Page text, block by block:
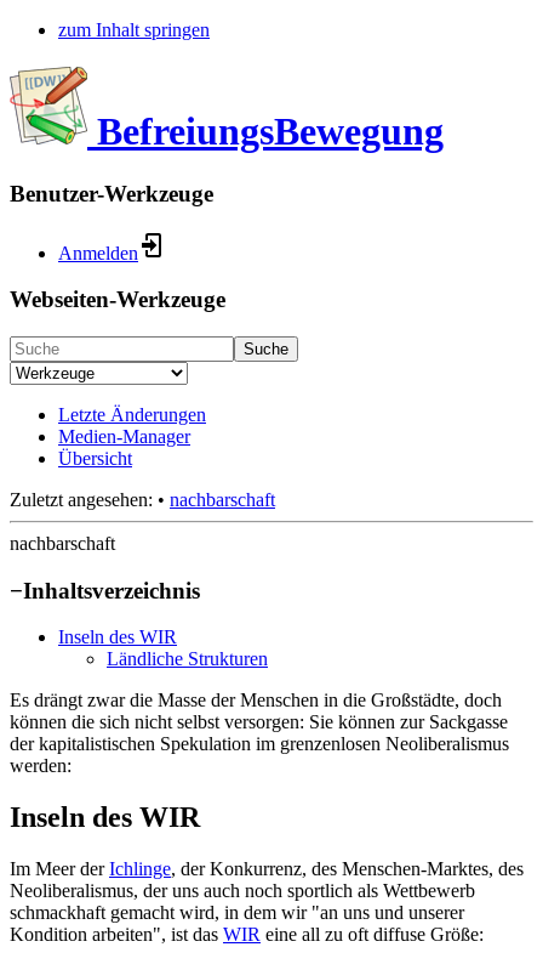
zum Inhalt springen
BefreiungsBewegung
Benutzer-Werkzeuge
Anmelden
Webseiten-Werkzeuge
Suche
Letzte Änderungen
Medien-Manager
Übersicht
Zuletzt angesehen: • nachbarschaft
nachbarschaft
−Inhaltsverzeichnis
Inseln des WIR
Ländliche Strukturen
Es drängt zwar die Masse der Menschen in die Großstädte, doch
können die sich nicht selbst versorgen: Sie können zur Sackgasse
der kapitalistischen Spekulation im grenzenlosen Neoliberalismus
werden:
Inseln des WIR
Im Meer derIchlinge, der Konkurrenz, des Menschen-Marktes, des
Neoliberalismus, der uns auch noch sportlich als Wettbewerb
schmackhaft gemacht wird, in dem wir "an uns und unserer
Kondition arbeiten", ist das WIR eine all zu oft diffuse Größe: